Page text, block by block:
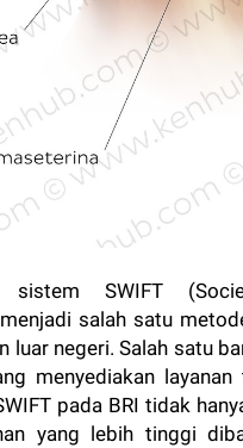
SWIFT
salah satu
luar negeri. Salah satu
menyediakan
pada BRI tidak
yang lebih tinggi